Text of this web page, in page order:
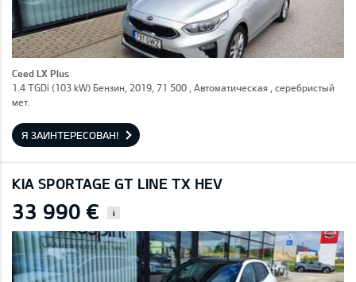
Ceed LX Plus
1.4 TGDi (103 kW) Бензин, 2019, 71 500 , Автоматическая , серебристый
мет.
Я ЗАИНТЕРЕСОВАН!
KIA SPORTAGE GT LINE TX HEV
33 990 € i